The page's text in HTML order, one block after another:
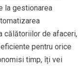
la gestionarea
călătoriilor de afaceri,
pentru orice
timp, îți vei